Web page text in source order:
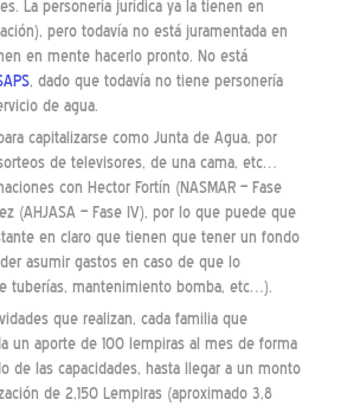
La personería jurídica ya la tienen en
pero todavía no está juramentada en
en mente hacerlo pronto. No está
, dado que todavía no tiene personería
de agua.
capitalizarse como Junta de Agua, por
de televisores, de una cama, etc…
con Hector Fortín (NASMAR – Fase
(AHJASA – Fase IV), por lo que puede que
en claro que tienen que tener un fondo
asumir gastos en caso de que lo
tuberías, mantenimiento bomba, etc…).
que realizan, cada familia que
un aporte de 100 lempiras al mes de forma
de las capacidades, hasta llegar a un monto
de 2,150 Lempiras (aproximado 3,8